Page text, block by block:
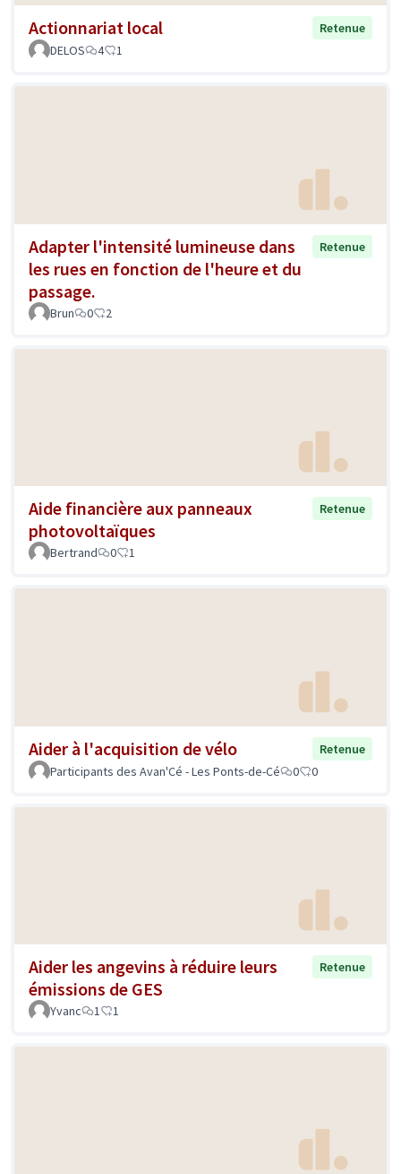
Actionnariat local
Retenue
DELOS
4 1
Adapter l'intensité lumineuse dans
les rues en fonction de l'heure et du
passage.
Retenue
Brun 0 2
Aide financière aux panneaux
photovoltaïques
Retenue
Bertrand 0 1
Aider à l'acquisition de vélo
Retenue
Participants des Avan'Cé - Les Ponts-de-Cé
0 0
Aider les angevins à réduire leurs
émissions de GES
Retenue
Yvanc 1 1